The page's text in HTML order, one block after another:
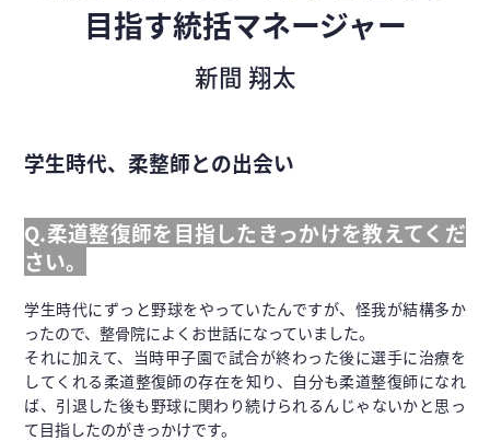
目指す統括マネージャー
新間 翔太
学生時代、柔整師との出会い
Q.柔道整復師を目指したきっかけを教えてくだ
さい。
学生時代にずっと野球をやっていたんですが、怪我が結構多か
ったので、整骨院によくお世話になっていました。
それに加えて、当時甲子園で試合が終わった後に選手に治療を
してくれる柔道整復師の存在を知り、自分も柔道整復師になれ
ば、引退した後も野球に関わり続けられるんじゃないかと思っ
て目指したのがきっかけです。